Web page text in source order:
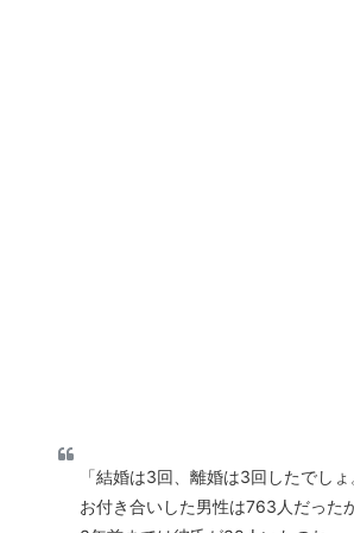
「結婚は3回、離婚は3回したでしょ
お付き合いした男性は763人だった